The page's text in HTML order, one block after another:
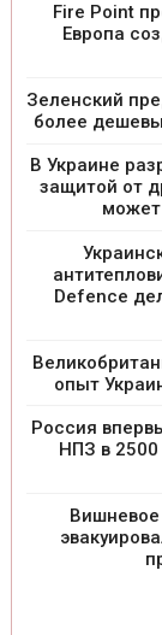
Fire Point
Европа
Зеленский
более
В Украине
защитой от
может
Defence
опыт
Россия
НПЗ в 2500
Вишневое